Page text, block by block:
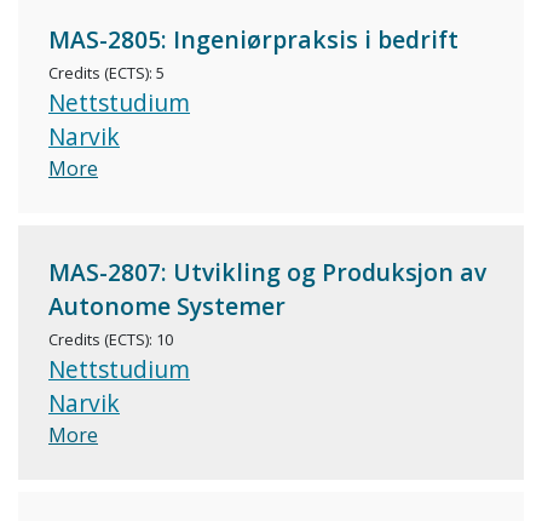
MAS-2805: Ingeniørpraksis i bedrift
Credits (ECTS): 5
Nettstudium
Narvik
More
MAS-2807: Utvikling og Produksjon av
Autonome Systemer
Credits (ECTS): 10
Nettstudium
Narvik
More